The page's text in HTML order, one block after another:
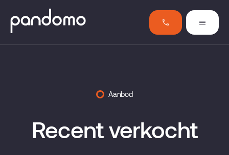
Aanbod
Recent verkocht